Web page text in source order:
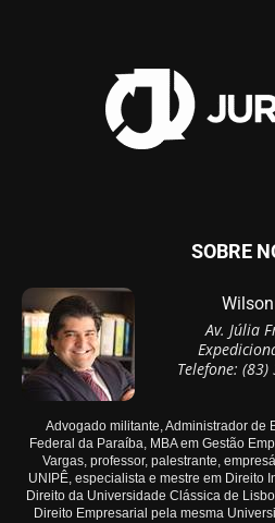
SOBRE
Av. Júlia
Telefone:
Advogado militante, Administrador de
Federal da Paraíba, MBA em Gestão
Vargas, professor, palestrante,
UNIPÊ, especialista e mestre em Direito
Direito da Universidade Clássica de
Direito Empresarial pela mesma